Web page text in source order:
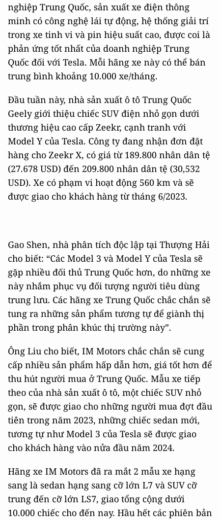
nghiệp Trung Quốc, sản xuất xe điện thông
minh có công nghệ lái tự động, hệ thống giải trí
trong xe tinh vi và pin hiệu suất cao, được coi là
phản ứng tốt nhất của doanh nghiệp Trung
Quốc đối với Tesla. Mỗi hãng xe này có thể bán
trung bình khoảng 10.000 xe/tháng.
Đầu tuần này, nhà sản xuất ô tô Trung Quốc
Geely giới thiệu chiếc SUV điện nhỏ gọn dưới
thương hiệu cao cấp Zeekr, cạnh tranh với
Model Y của Tesla. Công ty đang nhận đơn đặt
hàng cho Zeekr X, có giá từ 189.800 nhân dân tệ
(27.678 USD) đến 209.800 nhân dân tệ (30,532
USD). Xe có phạm vi hoạt động 560 km và sẽ
được giao cho khách hàng từ tháng 6/2023.
Gao Shen, nhà phân tích độc lập tại Thượng Hải
cho biết: “Các Model 3 và Model Y của Tesla sẽ
gặp nhiều đối thủ Trung Quốc hơn, do những xe
này nhắm phục vụ đối tượng người tiêu dùng
trung lưu. Các hãng xe Trung Quốc chắc chắn sẽ
tung ra những sản phẩm tương tự để giành thị
phần trong phân khúc thị trường này”.
Ông Liu cho biết, IM Motors chắc chắn sẽ cung
cấp nhiều sản phẩm hấp dẫn hơn, giá tốt hơn để
thu hút người mua ở Trung Quốc. Mẫu xe tiếp
theo của nhà sản xuất ô tô, một chiếc SUV nhỏ
gọn, sẽ được giao cho những người mua đợt đầu
tiên trong năm 2023, những chiếc sedan mới,
tương tự như Model 3 của Tesla sẽ được giao
cho khách hàng vào nửa đầu năm 2024.
Hãng xe IM Motors đã ra mắt 2 mẫu xe hạng
sang là sedan hạng sang cỡ lớn L7 và SUV cỡ
trung đến cỡ lớn LS7, giao tổng cộng dưới
10.000 chiếc cho đến nay. Hầu hết các phiên bản